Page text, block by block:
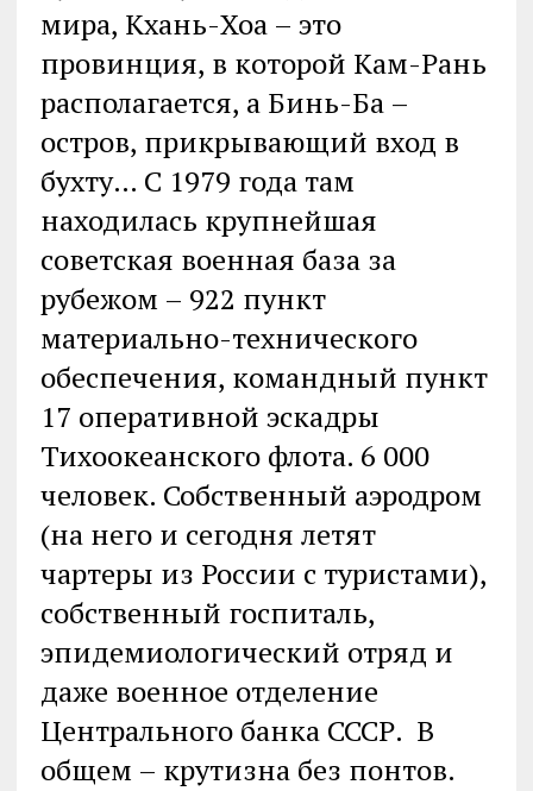
мира, Кхань-Хоа – это
провинция, в которой Кам-Рань
располагается, а Бинь-Ба –
остров, прикрывающий вход в
бухту… С 1979 года там
находилась крупнейшая
советская военная база за
рубежом – 922 пункт
материально-технического
обеспечения, командный пункт
17 оперативной эскадры
Тихоокеанского флота. 6 000
человек. Собственный аэродром
(на него и сегодня летят
чартеры из России с туристами),
собственный госпиталь,
эпидемиологический отряд и
даже военное отделение
Центрального банка СССР. В
общем – крутизна без понтов.